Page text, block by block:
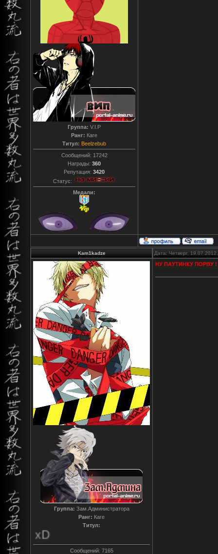
Группа: V.I.P
Ранг: Каге
Титул: Beelzebub
Сообщений: 17242
Награды: 360
Репутация: 3420
Статус:
Медали:
Kam1kadze Дата: Четверг,
Группа: Зам.Администратора
Ранг: Каге
Титул:
Сообщений: 7165
НУ ПАУТИНКУ ПОРВУ !